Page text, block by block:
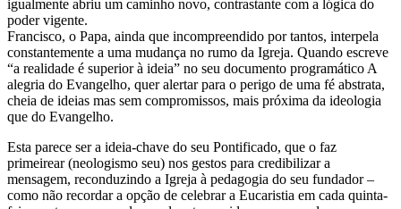
igualmente abriu um caminho novo, contrastante com a lógica do
poder vigente.
Francisco, o Papa, ainda que incompreendido por tantos, interpela
constantemente a uma mudança no rumo da Igreja. Quando escreve
“a realidade é superior à ideia” no seu documento programático A
alegria do Evangelho, quer alertar para o perigo de uma fé abstrata,
cheia de ideias mas sem compromissos, mais próxima da ideologia
que do Evangelho.
Esta parece ser a ideia-chave do seu Pontificado, que o faz
primeirear (neologismo seu) nos gestos para credibilizar a
mensagem, reconduzindo a Igreja à pedagogia do seu fundador –
como não recordar a opção de celebrar a Eucaristia em cada quinta-